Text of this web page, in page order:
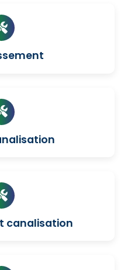
canalisation